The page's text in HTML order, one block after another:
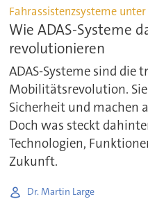
Fahrassistenzsysteme
Wie ADAS-Systeme
revolutionieren
ADAS-Systeme sind die
Mobilitätsrevolution.
Sicherheit und machen
Doch was steckt
Technologien,
Zukunft.
Dr. Martin Large